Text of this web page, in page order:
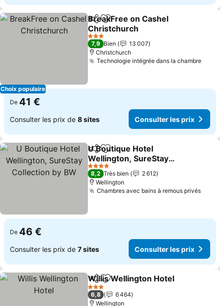
Choix populaire
PartagerAjouter à mes favoris
BreakFree on Cashel
Christchurch
Consulter les prix
3 Étoiles
7,9 Bien
13 007
Christchurch
Technologie intégrée dans la chambre
De 41 €
Consulter les prix de 8 sites Consulter les prix
PartagerAjouter à mes favoris
U Boutique Hotel
Wellington, SureStay
Collection by BW
Consulter les prix
4 Étoiles
8,2 Très bien
2 612
Wellington
Chambres avec bains à remous privés
De 46 €
Consulter les prix de 7 sites Consulter les prix
PartagerAjouter à mes favoris
Willis Wellington Hotel
3 Étoiles
6,8
6 464
Wellington